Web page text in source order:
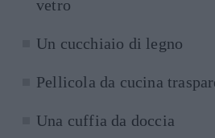
vetro
Un cucchiaio di legno
Pellicola da cucina
Una cuffia da doccia